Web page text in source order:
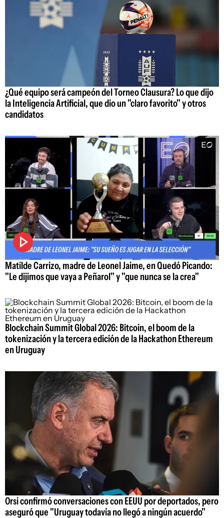
¿Qué equipo será campeón del Torneo Clausura? Lo que dijo
la Inteligencia Artificial, que dio un "claro favorito" y otros
candidatos
Matilde Carrizo, madre de Leonel Jaime, en Quedó Picando:
"Le dijimos que vaya a Peñarol" y "que nunca se la crea"
Blockchain Summit Global 2026: Bitcoin, el boom de la
tokenización y la tercera edición de la Hackathon Ethereum
en Uruguay
Orsi confirmó conversaciones con EEUU por deportados, pero
aseguró que "Uruguay todavía no llegó a ningún acuerdo"